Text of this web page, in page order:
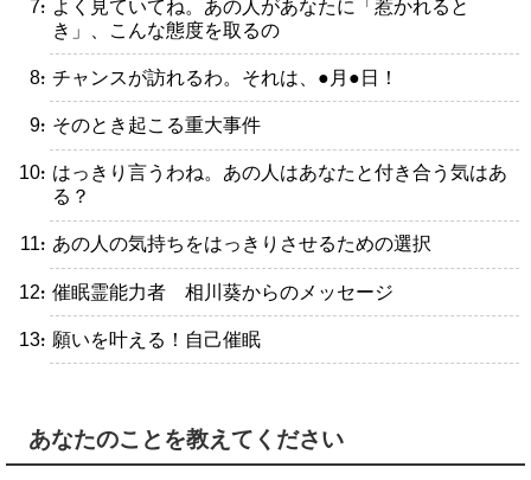
・よく見ていてね。あの人があなたに「惹かれると
き」、こんな態度を取るの
・チャンスが訪れるわ。それは、●月●日！
・そのとき起こる重大事件
・はっきり言うわね。あの人はあなたと付き合う気はあ
る？
・あの人の気持ちをはっきりさせるための選択
・催眠霊能力者 相川葵からのメッセージ
・願いを叶える！自己催眠
あなたのことを教えてください